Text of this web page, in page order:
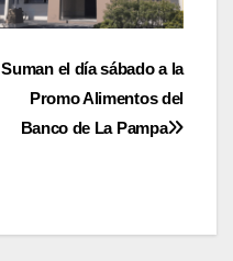
Suman el día sábado a la
Promo Alimentos del
Banco de La Pampa